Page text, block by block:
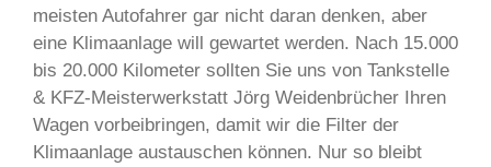
meisten Autofahrer gar nicht daran denken, aber
eine Klimaanlage will gewartet werden. Nach 15.000
bis 20.000 Kilometer sollten Sie uns von Tankstelle
& KFZ-Meisterwerkstatt Jörg Weidenbrücher Ihren
Wagen vorbeibringen, damit wir die Filter der
Klimaanlage austauschen können. Nur so bleibt